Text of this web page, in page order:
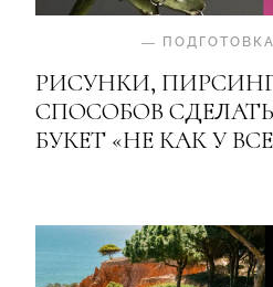
— ПОДГОТОВКА
РИСУНКИ,
СПОСОБОВ
БУКЕТ «НЕ КАК У